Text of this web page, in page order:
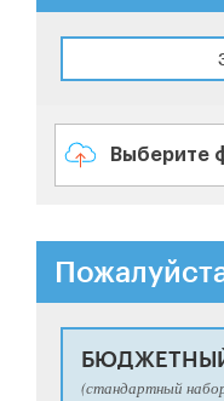
Выберите
(стандартный